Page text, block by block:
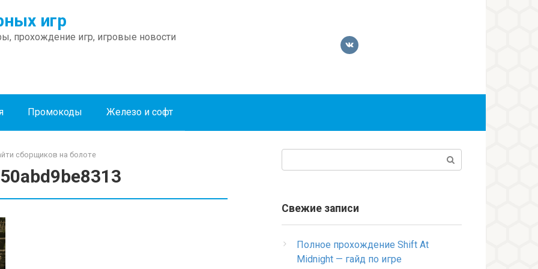
игр
прохождение игр, игровые новости
Промокоды Железо и софт
сборщиков на болоте
Свежие записи
Полное прохождение Shift At
Midnight — гайд по игре